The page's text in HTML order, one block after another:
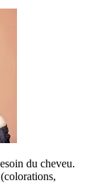
du cheveu.